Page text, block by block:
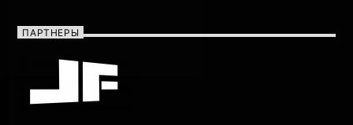
ПАРТНЕРЫ